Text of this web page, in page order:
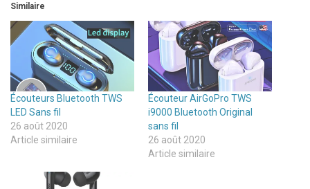
Similaire
Écouteurs Bluetooth TWS
LED Sans fil
26 août 2020
Article similaire
Écouteur AirGoPro TWS
i9000 Bluetooth Original
sans fil
26 août 2020
Article similaire